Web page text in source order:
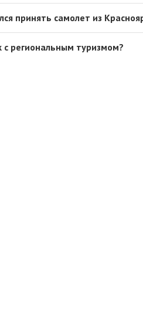
принять самолет из
региональным туризмом?